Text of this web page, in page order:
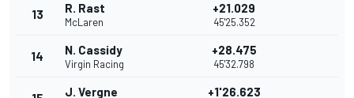
13 R. Rast
McLaren
+21.029
45'25.352
14 N. Cassidy
Virgin Racing
+28.475
45'32.798
J. Vergne +1'26.623